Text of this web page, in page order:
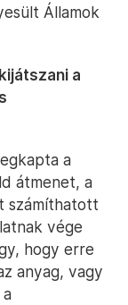
Államok
a
a
átmenet, a
számíthatott
vége
hogy erre
anyag, vagy